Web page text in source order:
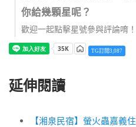
你給幾顆星呢？
歡迎一起點擊星號參與評論唷！
TG訂閱3,087
延伸閱讀
【湘泉民宿】螢火蟲嘉義